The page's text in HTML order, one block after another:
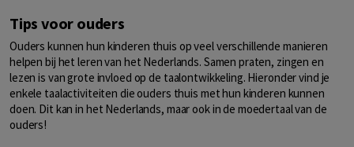
Tips voor ouders
Ouders kunnen hun kinderen thuis op veel verschillende manieren
helpen bij het leren van het Nederlands. Samen praten, zingen en
lezen is van grote invloed op de taalontwikkeling. Hieronder vind je
enkele taalactiviteiten die ouders thuis met hun kinderen kunnen
doen. Dit kan in het Nederlands, maar ook in de moedertaal van de
ouders!